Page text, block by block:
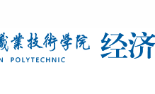
中国